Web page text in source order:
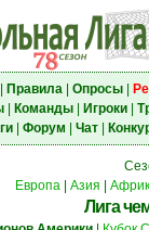
Правила| Опросы|
| Команды| Игроки|
| Форум Чат|
Европа| Азия
Лига